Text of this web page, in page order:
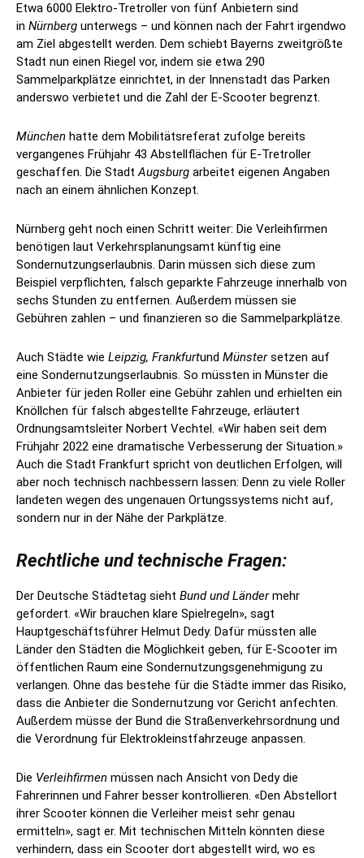
Etwa 6000 Elektro-Tretroller von fünf Anbietern sind
in Nürnberg unterwegs – und können nach der Fahrt irgendwo
am Ziel abgestellt werden. Dem schiebt Bayerns zweitgrößte
Stadt nun einen Riegel vor, indem sie etwa 290
Sammelparkplätze einrichtet, in der Innenstadt das Parken
anderswo verbietet und die Zahl der E-Scooter begrenzt.
München hatte dem Mobilitätsreferat zufolge bereits
vergangenes Frühjahr 43 Abstellflächen für E-Tretroller
geschaffen. Die StadtAugsburg arbeitet eigenen Angaben
nach an einem ähnlichen Konzept.
Nürnberg geht noch einen Schritt weiter: Die Verleihfirmen
benötigen laut Verkehrsplanungsamt künftig eine
Sondernutzungserlaubnis. Darin müssen sich diese zum
Beispiel verpflichten, falsch geparkte Fahrzeuge innerhalb von
sechs Stunden zu entfernen. Außerdem müssen sie
Gebühren zahlen – und finanzieren so die Sammelparkplätze.
Auch Städte wie Leipzig, Frankfurtund Münstersetzen auf
eine Sondernutzungserlaubnis. So müssten in Münster die
Anbieter für jeden Roller eine Gebühr zahlen und erhielten ein
Knöllchen für falsch abgestellte Fahrzeuge, erläutert
Ordnungsamtsleiter Norbert Vechtel. «Wir haben seit dem
Frühjahr 2022 eine dramatische Verbesserung der Situation.»
Auch die Stadt Frankfurt spricht von deutlichen Erfolgen, will
aber noch technisch nachbessern lassen: Denn zu viele Roller
landeten wegen des ungenauen Ortungssystems nicht auf,
sondern nur in der Nähe der Parkplätze.
Rechtliche und technische Fragen:
Der Deutsche Städtetag sieht Bund und Ländermehr
gefordert. «Wir brauchen klare Spielregeln», sagt
Hauptgeschäftsführer Helmut Dedy. Dafür müssten alle
Länder den Städten die Möglichkeit geben, für E-Scooter im
öffentlichen Raum eine Sondernutzungsgenehmigung zu
verlangen. Ohne das bestehe für die Städte immer das Risiko,
dass die Anbieter die Sondernutzung vor Gericht anfechten.
Außerdem müsse der Bund die Straßenverkehrsordnung und
die Verordnung für Elektrokleinstfahrzeuge anpassen.
Die Verleihfirmen müssen nach Ansicht von Dedy die
Fahrerinnen und Fahrer besser kontrollieren. «Den Abstellort
ihrer Scooter können die Verleiher meist sehr genau
ermitteln», sagt er. Mit technischen Mitteln könnten diese
verhindern, dass ein Scooter dort abgestellt wird, wo es